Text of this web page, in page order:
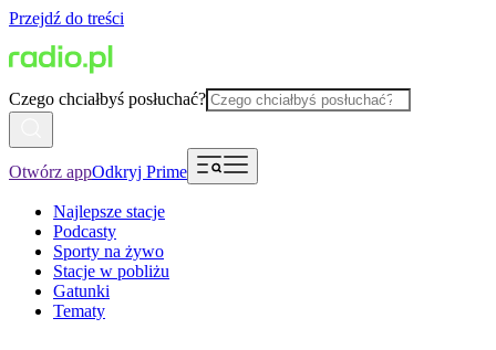
Przejdź do treści
Czego chciałbyś posłuchać?
Otwórz appOdkryj Prime
Najlepsze stacje
Podcasty
Sporty na żywo
Stacje w pobliżu
Gatunki
Tematy